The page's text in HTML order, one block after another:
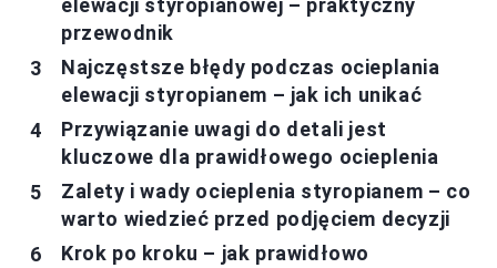
elewacji styropianowej – praktyczny
przewodnik
Najczęstsze błędy podczas ocieplania
elewacji styropianem – jak ich unikać
Przywiązanie uwagi do detali jest
kluczowe dla prawidłowego ocieplenia
Zalety i wady ocieplenia styropianem – co
warto wiedzieć przed podjęciem decyzji
Krok po kroku – jak prawidłowo